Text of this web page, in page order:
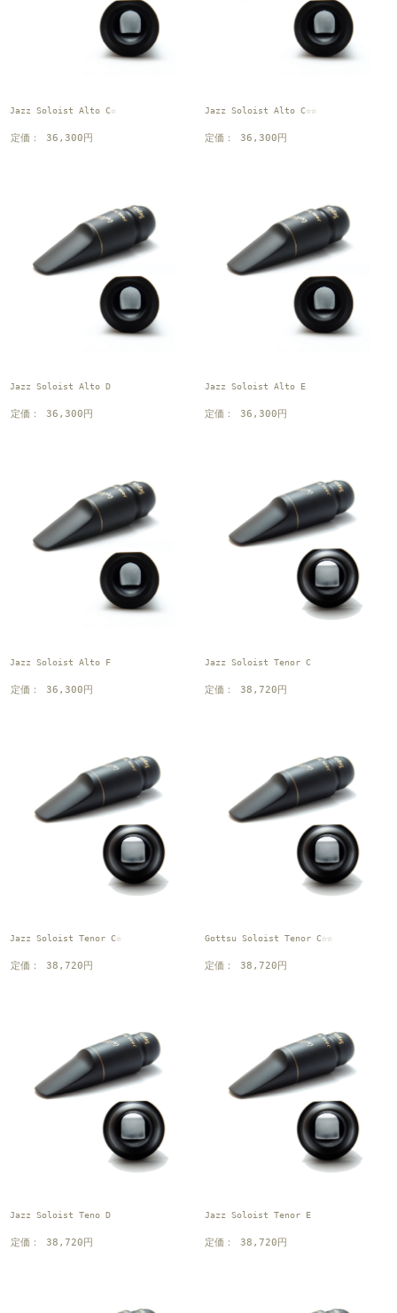
Jazz Soloist Alto C☆
定価： 36,300円
Jazz Soloist Alto C☆☆
定価： 36,300円
Jazz Soloist Alto D
定価： 36,300円
Jazz Soloist Alto E
定価： 36,300円
Jazz Soloist Alto F
定価： 36,300円
Jazz Soloist Tenor C
定価： 38,720円
Jazz Soloist Tenor C☆
定価： 38,720円
Gottsu Soloist Tenor C☆☆
定価： 38,720円
Jazz Soloist Teno D
定価： 38,720円
Jazz Soloist Tenor E
定価： 38,720円